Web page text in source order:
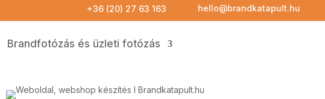
+36 (20) 27 63 163 hello@brandkatapult.hu
Brandfotózás és üzleti fotózás